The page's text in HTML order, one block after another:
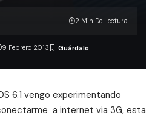
9 Febrero 2013
2 Min De Lectura
6.1 vengo experimentando
a internet via 3G, esta